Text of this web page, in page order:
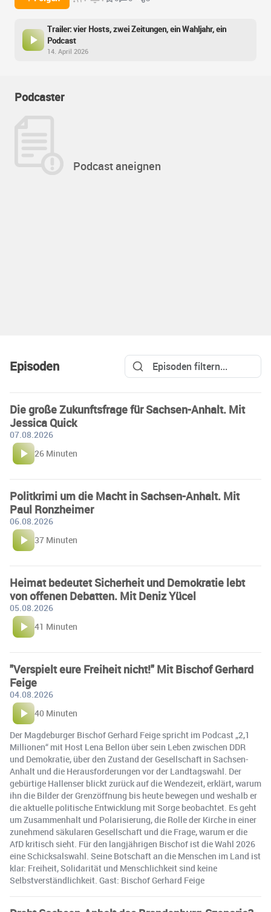
Trailer: vier Hosts, zwei Zeitungen, ein Wahljahr, ein
Podcast
14. April 2026
Podcaster
Podcast aneignen
Episoden
Die große Zukunftsfrage für Sachsen-Anhalt. Mit
Jessica Quick
07.08.2026
26 Minuten
Politkrimi um die Macht in Sachsen-Anhalt. Mit
Paul Ronzheimer
06.08.2026
37 Minuten
Heimat bedeutet Sicherheit und Demokratie lebt
von offenen Debatten. Mit Deniz Yücel
05.08.2026
41 Minuten
"Verspielt eure Freiheit nicht!" Mit Bischof Gerhard
Feige
04.08.2026
40 Minuten
Der Magdeburger Bischof Gerhard Feige spricht im Podcast „2,1
Millionen“ mit Host Lena Bellon über sein Leben zwischen DDR
und Demokratie, über den Zustand der Gesellschaft in Sachsen-
Anhalt und die Herausforderungen vor der Landtagswahl. Der
gebürtige Hallenser blickt zurück auf die Wendezeit, erklärt, warum
ihn die Bilder der Grenzöffnung bis heute bewegen und weshalb er
die aktuelle politische Entwicklung mit Sorge beobachtet. Es geht
um Zusammenhalt und Polarisierung, die Rolle der Kirche in einer
zunehmend säkularen Gesellschaft und die Frage, warum er die
AfD kritisch sieht. Für den langjährigen Bischof ist die Wahl 2026
eine Schicksalswahl. Seine Botschaft an die Menschen im Land ist
klar: Freiheit, Solidarität und Menschlichkeit sind keine
Selbstverständlichkeit. Gast: Bischof Gerhard Feige